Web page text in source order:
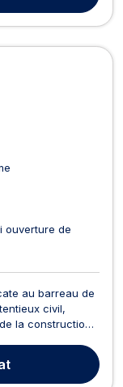
ouverture de
au barreau de
civil,
la construction,
juridiques